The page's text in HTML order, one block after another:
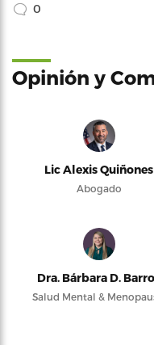
0
Opinión y
Lic Alexis Quiñones
Abogado
Dra. Bárbara D.
Salud Mental &